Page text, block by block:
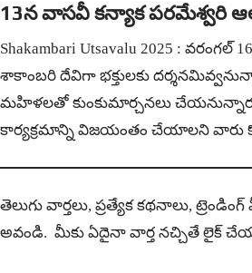
13న వాస‌వీ క‌న్యాక ప‌ర‌మేశ్వ‌రి
Shakambari Utsavalu 2025 :
శాకాంబరి దేవిగా భక్తులకు
మహిళలతో కుంకుమార్చనలు చేయ‌నున్నారు.
కార్య‌క్ర‌మాన్ని విజ‌యంతం చేయాల‌ని వారు
తెలుగు వార్తలు, ప్రత్యేక కథనాలు,
అవండి. మీకు ఏదైనా వార్త నచ్చితే లైక్